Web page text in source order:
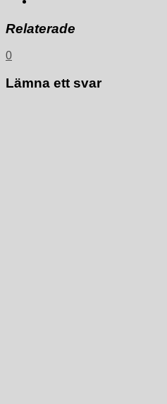
Relaterade
0
Lämna ett svar